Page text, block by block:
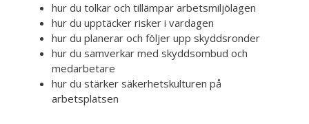
hur du tolkar och tillämpar arbetsmiljölagen
hur du upptäcker risker i vardagen
hur du planerar och följer upp skyddsronder
hur du samverkar med skyddsombud och
medarbetare
hur du stärker säkerhetskulturen på
arbetsplatsen